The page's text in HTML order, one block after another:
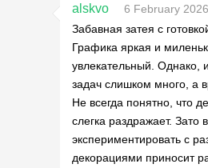
alskvo
6 February
Забавная затея с
Графика яркая и
увлекательный. Однако,
задач слишком много, а
Не всегда понятно, что
слегка раздражает. Зато
экспериментировать с
декорациями приносит